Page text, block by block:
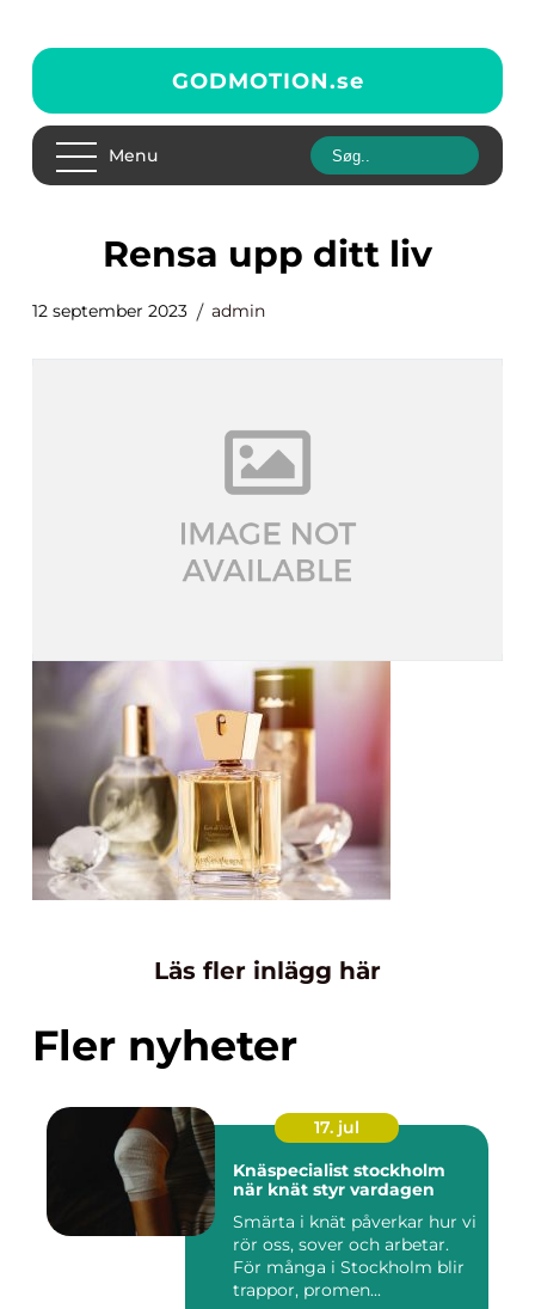
GODMOTION.se
Menu
rensa upp ditt liv
12 september 2023 admin
Läs fler inlägg här
Fler nyheter
17. jul
Knäspecialist stockholm
när knät styr vardagen
Smärta i knät påverkar hur vi
rör oss, sover och arbetar.
För många i Stockholm blir
trappor, promen...